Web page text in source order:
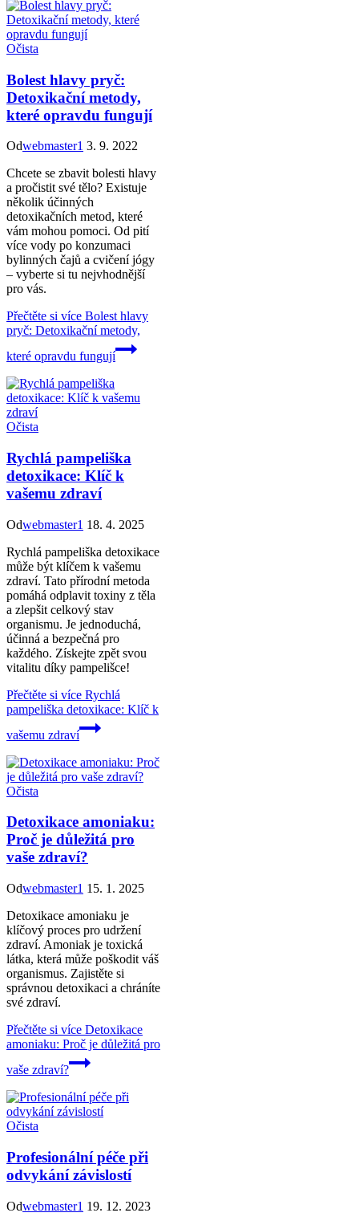
Očista
Bolest hlavy pryč:
Detoxikační metody,
které opravdu fungují
Odwebmaster1 3. 9. 2022
Chcete se zbavit bolesti hlavy
a pročistit své tělo? Existuje
několik účinných
detoxikačních metod, které
vám mohou pomoci. Od pití
více vody po konzumaci
bylinných čajů a cvičení jógy
– vyberte si tu nejvhodnější
pro vás.
Přečtěte si více Bolest hlavy
pryč: Detoxikační metody,
které opravdu fungují
Očista
Rychlá pampeliška
detoxikace: Klíč k
vašemu zdraví
Odwebmaster1 18. 4. 2025
Rychlá pampeliška detoxikace
může být klíčem k vašemu
zdraví. Tato přírodní metoda
pomáhá odplavit toxiny z těla
a zlepšit celkový stav
organismu. Je jednoduchá,
účinná a bezpečná pro
každého. Získejte zpět svou
vitalitu díky pampelišce!
Přečtěte si více Rychlá
pampeliška detoxikace: Klíč k
vašemu zdraví
Očista
Detoxikace amoniaku:
Proč je důležitá pro
vaše zdraví?
Odwebmaster1 15. 1. 2025
Detoxikace amoniaku je
klíčový proces pro udržení
zdraví. Amoniak je toxická
látka, která může poškodit váš
organismus. Zajistěte si
správnou detoxikaci a chráníte
své zdraví.
Přečtěte si více Detoxikace
amoniaku: Proč je důležitá pro
vaše zdraví?
Očista
Profesionální péče při
odvykání závislostí
Odwebmaster1 19. 12. 2023